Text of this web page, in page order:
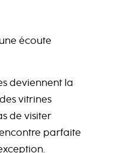
écoute
deviennent la
vitrines
de visiter
parfaite